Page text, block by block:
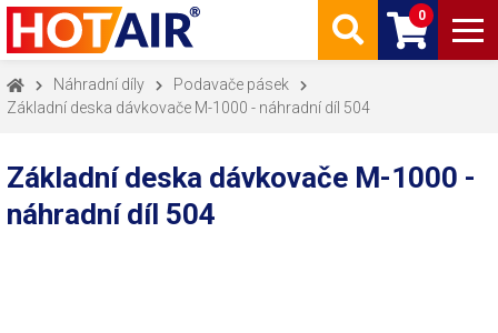
0
Náhradní díly
Podavače pásek
Základní deska dávkovače M-1000 - náhradní díl 504
Základní deska dávkovače M-1000 -
náhradní díl 504